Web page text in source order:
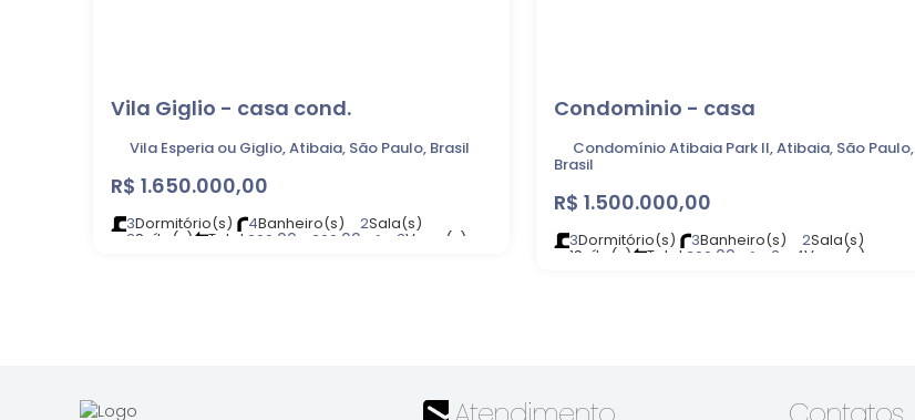
Vila Giglio - casa cond.
R$ 1.650.000,00
Vila Esperia ou Giglio, Atibaia, São Paulo, Brasil
3Dormitório(s) 4Banheiro(s) 2Sala(s)
3Suíte(s) Total: 299 .00 ~ 300 .00 m² 3Vaga(s)
Condominio - casa
R$ 1.500.000,00
Condomínio Atibaia Park II, Atibaia, São Paulo,
Brasil
3Dormitório(s) 3Banheiro(s) 2Sala(s)
1Suíte(s) Total:300 .00 m² 3 ~ 4Vaga(s)